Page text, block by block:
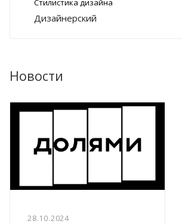
Стилистика дизайна
Дизайнерский
Новости
28.10.2024